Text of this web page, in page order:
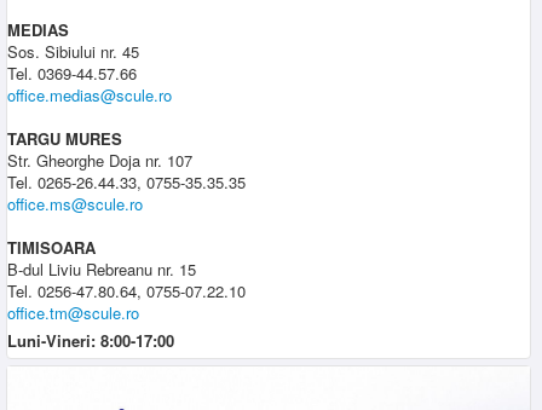
MEDIAS
Sos. Sibiului nr. 45
Tel. 0369-44.57.66
office.medias@scule.ro
TARGU MURES
Str. Gheorghe Doja nr. 107
Tel. 0265-26.44.33, 0755-35.35.35
office.ms@scule.ro
TIMISOARA
B-dul Liviu Rebreanu nr. 15
Tel. 0256-47.80.64, 0755-07.22.10
office.tm@scule.ro
Luni-Vineri: 8:00-17:00